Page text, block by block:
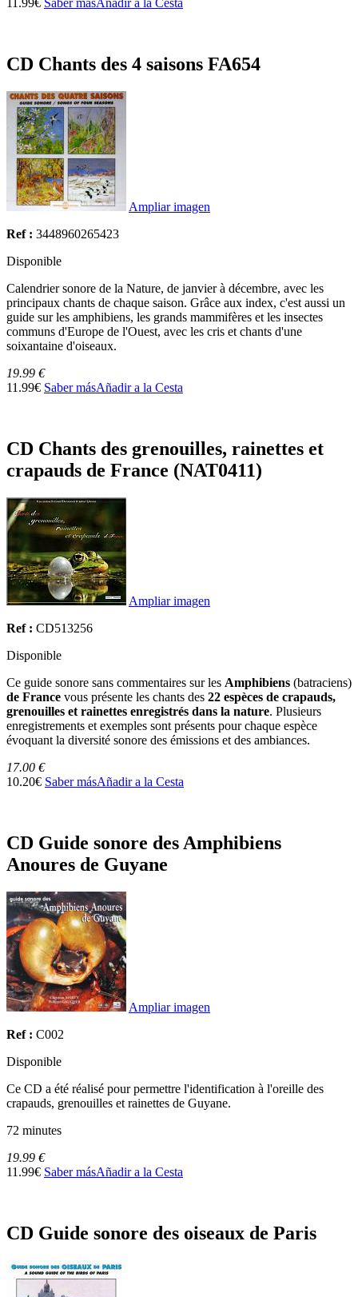
11.99€ Saber másAñadir a la Cesta
CD Chants des 4 saisons FA654
Ampliar imagen
Ref : 3448960265423
Disponible
Calendrier sonore de la Nature, de janvier à décembre, avec les
principaux chants de chaque saison. Grâce aux index, c'est aussi un
guide sur les amphibiens, les grands mammifères et les insectes
communs d'Europe de l'Ouest, avec les cris et chants d'une
soixantaine d'oiseaux.
19.99 €
11.99€ Saber másAñadir a la Cesta
CD Chants des grenouilles, rainettes et
crapauds de France (NAT0411)
Ampliar imagen
Ref : CD513256
Disponible
Ce guide sonore sans commentaires sur les Amphibiens (batraciens)
de France vous présente les chants des 22 espèces de crapauds,
grenouilles et rainettes enregistrés dans la nature. Plusieurs
enregistrements et exemples sont présents pour chaque espèce
évoquant la diversité sonore des émissions et des ambiances.
17.00 €
10.20€ Saber másAñadir a la Cesta
CD Guide sonore des Amphibiens
Anoures de Guyane
Ampliar imagen
Ref : C002
Disponible
Ce CD a été réalisé pour permettre l'identification à l'oreille des
crapauds, grenouilles et rainettes de Guyane.
72 minutes
19.99 €
11.99€ Saber másAñadir a la Cesta
CD Guide sonore des oiseaux de Paris